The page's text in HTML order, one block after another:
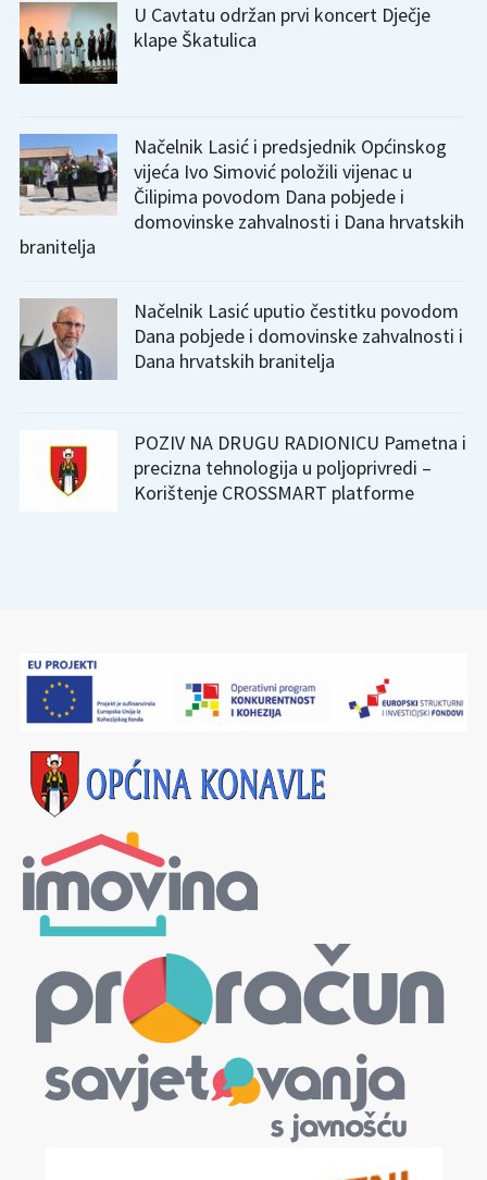
U Cavtatu održan prvi koncert Dječje
klape Škatulica
Načelnik Lasić i predsjednik Općinskog
vijeća Ivo Simović položili vijenac u
Čilipima povodom Dana pobjede i
domovinske zahvalnosti i Dana hrvatskih
branitelja
Načelnik Lasić uputio čestitku povodom
Dana pobjede i domovinske zahvalnosti i
Dana hrvatskih branitelja
POZIV NA DRUGU RADIONICU Pametna i
precizna tehnologija u poljoprivredi –
Korištenje CROSSMART platforme